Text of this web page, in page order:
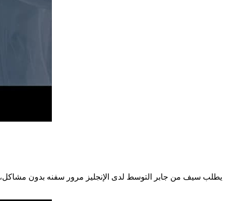
يطلب سيف من جابر التوسط لدى الإنجليز مرور سفنه بدون